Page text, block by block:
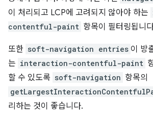
이 처리되고 LCP에 고려되지 않아야 하는
contentful-paint 항목이 필터링됩니
또한 soft-navigation entries 이 방
는 interaction-contentful-paint
할 수 있도록 soft-navigation 항목의
리하는 것이 좋습니다.